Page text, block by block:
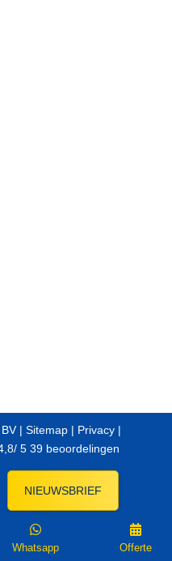
| Sitemap | Privacy |
/ 5 39 beoordelingen
NIEUWSBRIEF
Whatsapp Offerte